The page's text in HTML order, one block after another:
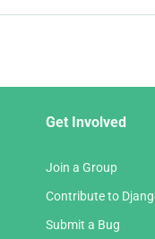
Get Involved
Join a Group
Contribute to
Submit a Bug